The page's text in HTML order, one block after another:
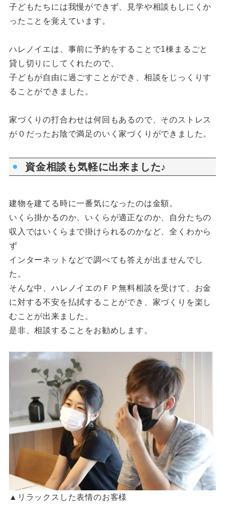
子どもたちには我慢ができず、見学や相談もしにくか
ったことを覚えています。
ハレノイエは、事前に予約をすることで1棟まるごと
貸し切りにしてくれたので、
子どもが自由に過ごすことができ、相談をじっくりす
ることができました。
家づくりの打合わせは何回もあるので、そのストレス
が０だったお陰で満足のいく家づくりができました。
資金相談も気軽に出来ました♪
建物を建てる時に一番気になったのは金額。
いくら掛かるのか、いくらが適正なのか、自分たちの
収入ではいくらまで掛けられるのかなど、全くわから
ず
インターネットなどで調べても答えが出ませんでし
た。
そんな中、ハレノイエのＦＰ無料相談を受けて、お金
に対する不安を払拭することができ、家づくりを楽し
むことが出来ました。
是非、相談することをお勧めします。
▲リラックスした表情のお客様